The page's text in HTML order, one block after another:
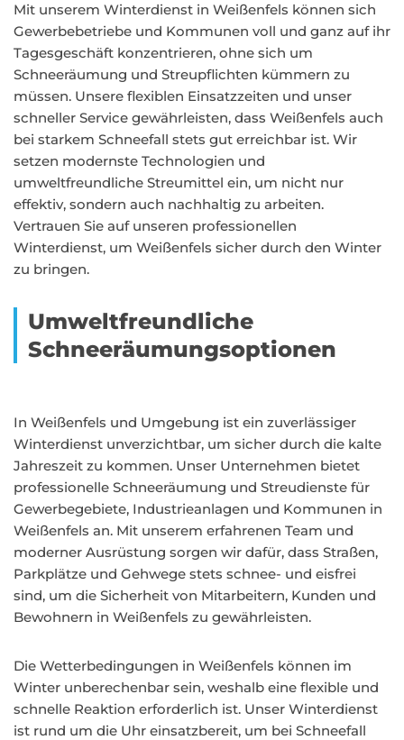
Mit unserem Winterdienst in Weißenfels können sich
Gewerbebetriebe und Kommunen voll und ganz auf ihr
Tagesgeschäft konzentrieren, ohne sich um
Schneeräumung und Streupflichten kümmern zu
müssen. Unsere flexiblen Einsatzzeiten und unser
schneller Service gewährleisten, dass Weißenfels auch
bei starkem Schneefall stets gut erreichbar ist. Wir
setzen modernste Technologien und
umweltfreundliche Streumittel ein, um nicht nur
effektiv, sondern auch nachhaltig zu arbeiten.
Vertrauen Sie auf unseren professionellen
Winterdienst, um Weißenfels sicher durch den Winter
zu bringen.
Umweltfreundliche
Schneeräumungsoptionen
In Weißenfels und Umgebung ist ein zuverlässiger
Winterdienst unverzichtbar, um sicher durch die kalte
Jahreszeit zu kommen. Unser Unternehmen bietet
professionelle Schneeräumung und Streudienste für
Gewerbegebiete, Industrieanlagen und Kommunen in
Weißenfels an. Mit unserem erfahrenen Team und
moderner Ausrüstung sorgen wir dafür, dass Straßen,
Parkplätze und Gehwege stets schnee- und eisfrei
sind, um die Sicherheit von Mitarbeitern, Kunden und
Bewohnern in Weißenfels zu gewährleisten.
Die Wetterbedingungen in Weißenfels können im
Winter unberechenbar sein, weshalb eine flexible und
schnelle Reaktion erforderlich ist. Unser Winterdienst
ist rund um die Uhr einsatzbereit, um bei Schneefall